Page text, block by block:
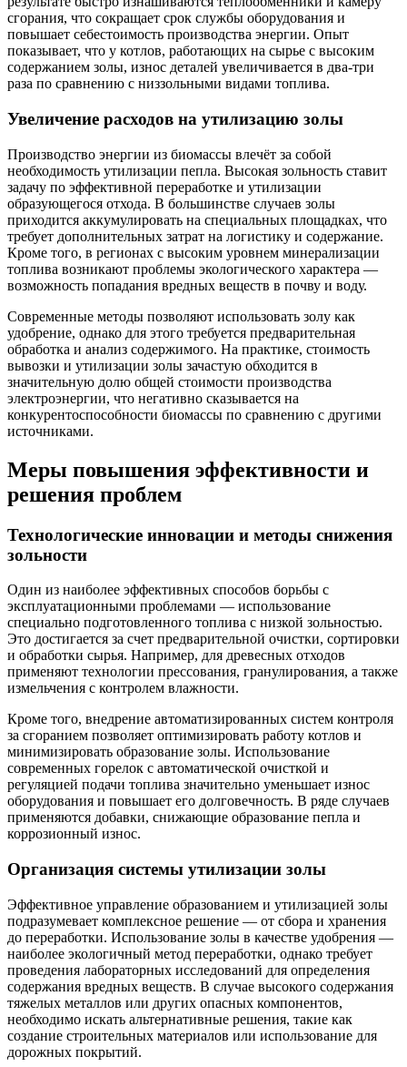
сгорания, что сокращает срок службы оборудования и
повышает себестоимость производства энергии. Опыт
показывает, что у котлов, работающих на сырье с высоким
содержанием золы, износ деталей увеличивается в два-три
раза по сравнению с низзольными видами топлива.
Увеличение расходов на утилизацию золы
Производство энергии из биомассы влечёт за собой
необходимость утилизации пепла. Высокая зольность ставит
задачу по эффективной переработке и утилизации
образующегося отхода. В большинстве случаев золы
приходится аккумулировать на специальных площадках, что
требует дополнительных затрат на логистику и содержание.
Кроме того, в регионах с высоким уровнем минерализации
топлива возникают проблемы экологического характера —
возможность попадания вредных веществ в почву и воду.
Современные методы позволяют использовать золу как
удобрение, однако для этого требуется предварительная
обработка и анализ содержимого. На практике, стоимость
вывозки и утилизации золы зачастую обходится в
значительную долю общей стоимости производства
электроэнергии, что негативно сказывается на
конкурентоспособности биомассы по сравнению с другими
источниками.
Меры повышения эффективности и
решения проблем
Технологические инновации и методы снижения
зольности
Один из наиболее эффективных способов борьбы с
эксплуатационными проблемами — использование
специально подготовленного топлива с низкой зольностью.
Это достигается за счет предварительной очистки, сортировки
и обработки сырья. Например, для древесных отходов
применяют технологии прессования, гранулирования, а также
измельчения с контролем влажности.
Кроме того, внедрение автоматизированных систем контроля
за сгоранием позволяет оптимизировать работу котлов и
минимизировать образование золы. Использование
современных горелок с автоматической очисткой и
регуляцией подачи топлива значительно уменьшает износ
оборудования и повышает его долговечность. В ряде случаев
применяются добавки, снижающие образование пепла и
коррозионный износ.
Организация системы утилизации золы
Эффективное управление образованием и утилизацией золы
подразумевает комплексное решение — от сбора и хранения
до переработки. Использование золы в качестве удобрения —
наиболее экологичный метод переработки, однако требует
проведения лабораторных исследований для определения
содержания вредных веществ. В случае высокого содержания
тяжелых металлов или других опасных компонентов,
необходимо искать альтернативные решения, такие как
создание строительных материалов или использование для
дорожных покрытий.